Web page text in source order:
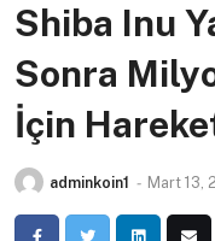
Shiba Inu
Sonra
İçin
adminkoin1 - Mart 13,